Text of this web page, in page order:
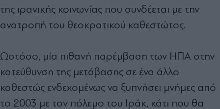
της ιρανικής κοινωνίας που συνδέεται με την
ανατροπή του θεοκρατικού καθεστώτος.
Ωστόσο, μία πιθανή παρέμβαση των ΗΠΑ στην
κατεύθυνση της μετάβασης σε ένα άλλο
καθεστώς ενδεχομένως να ξυπνήσει μνήμες από
το 2003 με τον πόλεμο του Ιράκ, κάτι που θα